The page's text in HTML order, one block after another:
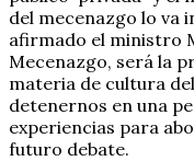
del mecenazgo lo va
afirmado el ministro
Mecenazgo, será la
materia de cultura
detenernos en una
experiencias para
futuro debate.